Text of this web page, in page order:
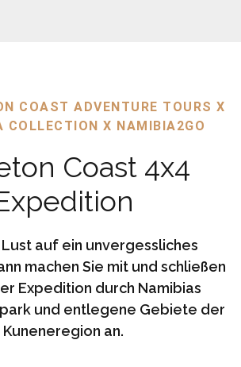
COAST ADVENTURE TOURS X
COLLECTION X NAMIBIA2GO
Coast 4x4
Lust auf ein unvergessliches
machen Sie mit und schließen
Expedition durch Namibias
und entlegene Gebiete der
Kuneneregion an.